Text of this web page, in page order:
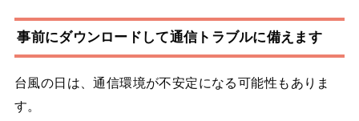
事前にダウンロードして通信トラブルに備えます
台風の日は、通信環境が不安定になる可能性もありま
す。